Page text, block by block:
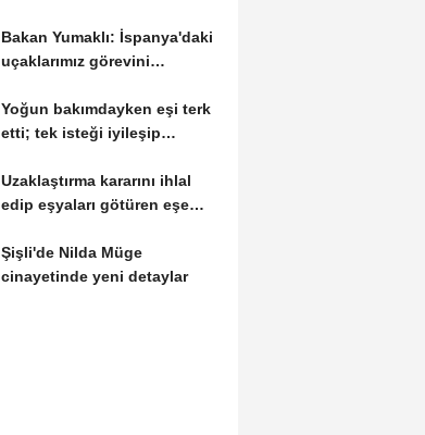
Bakan Yumaklı: İspanya'daki
uçaklarımız görevini
Yoğun bakımdayken eşi terk
etti; tek isteği iyileşip
Uzaklaştırma kararını ihlal
edip eşyaları götüren eşe
Şişli'de Nilda Müge
cinayetinde yeni detaylar